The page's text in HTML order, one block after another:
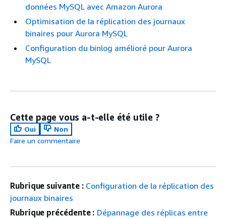
données MySQL avec Amazon Aurora
Optimisation de la réplication des journaux
binaires pour Aurora MySQL
Configuration du binlog amélioré pour Aurora
MySQL
Cette page vous a-t-elle été utile ?
Oui
Non
Faire un commentaire
Rubrique suivante : Configuration de la réplication des
journaux binaires
Rubrique précédente : Dépannage des réplicas entre